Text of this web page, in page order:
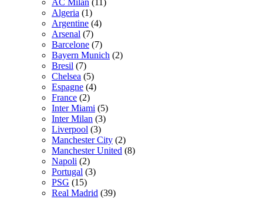
AC Milan (11)
Algeria (1)
Argentine (4)
Arsenal (7)
Barcelone (7)
Bayern Munich (2)
Bresil (7)
Chelsea (5)
Espagne (4)
France (2)
Inter Miami (5)
Inter Milan (3)
Liverpool (3)
Manchester City (2)
Manchester United (8)
Napoli (2)
Portugal (3)
PSG (15)
Real Madrid (39)